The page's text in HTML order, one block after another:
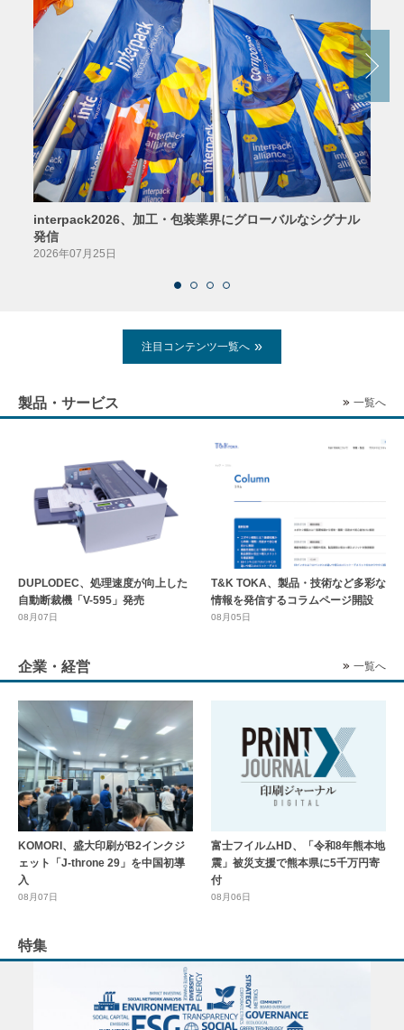
interpack2026、加工・包装業界にグローバルなシグナル
発信
2026年07月25日
注目コンテンツ一覧へ
製品・サービス 一覧へ
DUPLODEC、処理速度が向上した
自動断裁機「V-595」発売
08月07日
T&K TOKA、製品・技術など多彩な
情報を発信するコラムページ開設
08月05日
企業・経営 一覧へ
KOMORI、盛大印刷がB2インクジ
ェット「J-throne 29」を中国初導
入
08月07日
富士フイルムHD、「令和8年熊本地
震」被災支援で熊本県に5千万円寄
付
08月06日
特集